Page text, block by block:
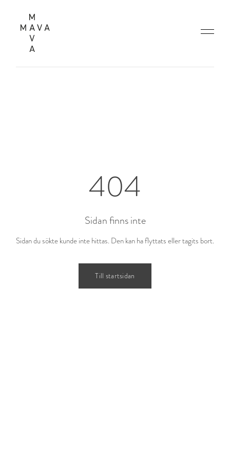
404
Sidan finns inte
Sidan du sökte kunde inte hittas. Den kan ha flyttats eller tagits bort.
Till startsidan